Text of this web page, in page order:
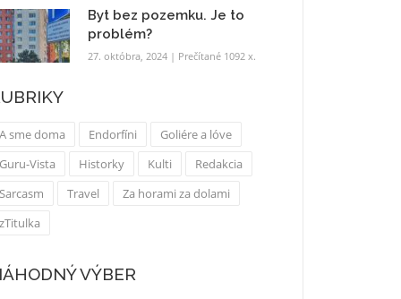
Byt bez pozemku. Je to
problém?
27. októbra, 2024| Prečítané 1092 x.
sme doma Endorfíni
Goliére a lóve
Vista
Historky Kulti
Redakcia
Travel
Za horami za dolami
VÝBER